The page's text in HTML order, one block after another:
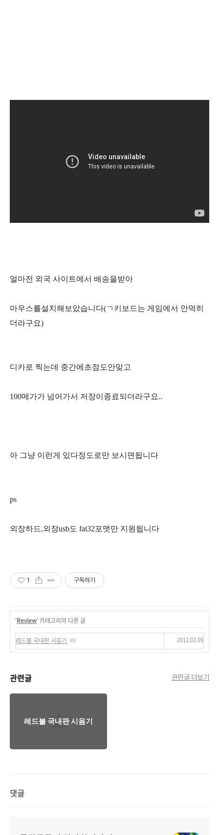
얼마전 외국 사이트에서 배송을받아
마우스를설치해보았습니다(ㄱ키보드는 게임에서 안먹히
더라구요)
디카로 찍는데 중간에초점도안맞고
100메가가 넘어가서 저장이종료되더라구요..
아 그냥 이런게 있다정도로만 보시면됩니다
ps
외장하드,외장usb도 fat32포맷만 지원됩니다
1 구독하기
'Review' 카테고리의 다른 글
레드불 국내판 시음기 (0) 2012.02.09
관련글 관련글 더보기
레드불 국내판 시음기
댓글